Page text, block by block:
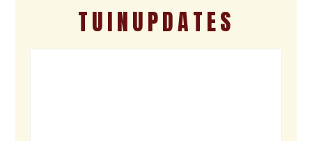
TUINUPDATES